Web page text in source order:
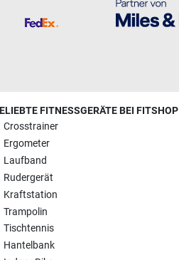
FITNESSGERÄTE BEI FITSHOP
Crosstrainer
Ergometer
Laufband
Rudergerät
Kraftstation
Trampolin
Tischtennis
Hantelbank